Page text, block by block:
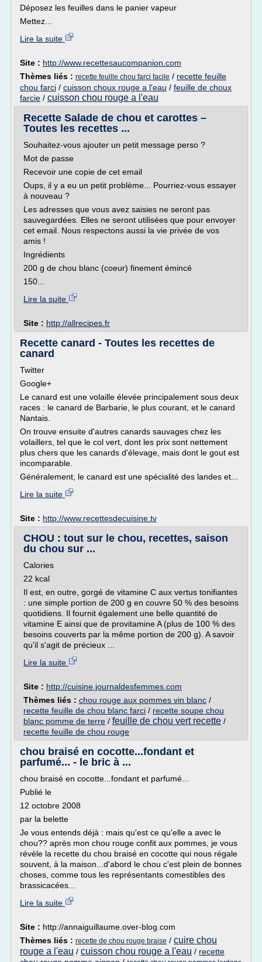
Déposez les feuilles dans le panier vapeur
Mettez...
Lire la suite
Site : http://www.recettesaucompanion.com
Thèmes liés : recette feuille chou farci facile / recette feuille
chou farci / cuisson choux rouge a l'eau / feuille de choux
farcie / cuisson chou rouge a l'eau
Recette Salade de chou et carottes –
Toutes les recettes ...
Souhaitez-vous ajouter un petit message perso ?
Mot de passe
Recevoir une copie de cet email
Oups, il y a eu un petit problème... Pourriez-vous essayer
à nouveau ?
Les adresses que vous avez saisies ne seront pas
sauvegardées. Elles ne seront utilisées que pour envoyer
cet email. Nous respectons aussi la vie privée de vos
amis !
Ingrédients
200 g de chou blanc (coeur) finement émincé
150...
Lire la suite
Site : http://allrecipes.fr
Recette canard - Toutes les recettes de
canard
Twitter
Google+
Le canard est une volaille élevée principalement sous deux
races : le canard de Barbarie, le plus courant, et le canard
Nantais.
On trouve ensuite d'autres canards sauvages chez les
volaillers, tel que le col vert, dont les prix sont nettement
plus chers que les canards d'élevage, mais dont le gout est
incomparable.
Généralement, le canard est une spécialité des landes et...
Lire la suite
Site : http://www.recettesdecuisine.tv
CHOU : tout sur le chou, recettes, saison
du chou sur ...
Calories
22 kcal
Il est, en outre, gorgé de vitamine C aux vertus tonifiantes
: une simple portion de 200 g en couvre 50 % des besoins
quotidiens. Il fournit également une belle quantité de
vitamine E ainsi que de provitamine A (plus de 100 % des
besoins couverts par la même portion de 200 g). A savoir
qu'il s'agit de précieux ...
Lire la suite
Site : http://cuisine.journaldesfemmes.com
Thèmes liés : chou rouge aux pommes vin blanc /
recette feuille de chou blanc farci / recette soupe chou
blanc pomme de terre / feuille de chou vert recette /
recette feuille de chou rouge
chou braisé en cocotte...fondant et
parfumé... - le bric à ...
chou braisé en cocotte...fondant et parfumé...
Publié le
12 octobre 2008
par la belette
Je vous entends déjà : mais qu'est ce qu'elle a avec le
chou?? après mon chou rouge confit aux pommes, je vous
révèle la recette du chou braisé en cocotte qui nous régale
souvent, à la maison...d'abord le chou c'est plein de bonnes
choses, comme tous les représentants comestibles des
brassicacées...
Lire la suite
Site : http://annaiguillaume.over-blog.com
Thèmes liés : recette de chou rouge braise / cuire chou
rouge a l'eau / cuisson chou rouge a l'eau / recette